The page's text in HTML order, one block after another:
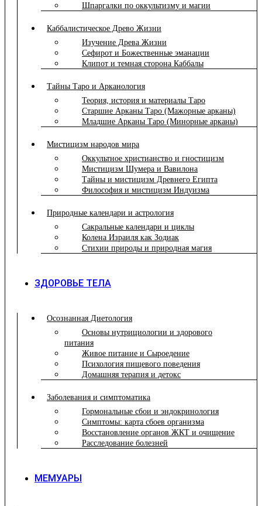
Шпаргалки по оккультизму и магии
Каббалистическое Древо Жизни
Изучение Древа Жизни
Сефирот и Божественные эманации
Клипот и темная сторона Каббалы
Тайны Таро и Арканология
Теория, история и материалы Таро
Старшие Арканы Таро (Мажорные арканы)
Младшие Арканы Таро (Минорные арканы)
Мистицизм народов мира
Оккультное христианство и гностицизм
Мистицизм Шумера и Вавилона
Тайны и мистицизм Древнего Египта
Философия и мистицизм Индуизма
Природные календари и астрология
Сакральные календари и циклы
Колена Израиля как Зодиак
Стихии природы и природная магия
ЗДОРОВЬЕ ТЕЛА
Осознанная Диетология
Основы нутрициологии и здорового
питания
Живое питание и Сыроедение
Психология пищевого поведения
Домашняя терапия и детокс
Заболевания и симптоматика
Гормональные сбои и эндокринология
Симптомы: карта сбоев организма
Восстановление органов ЖКТ и очищение
Расследование болезней
МЕМУАРЫ